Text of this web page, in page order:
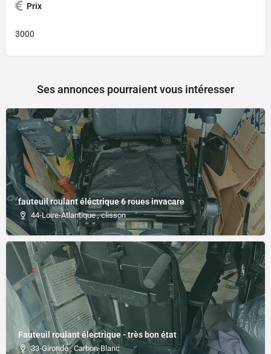
Prix
3000
Ses annonces pourraient vous intéresser
fauteuil roulant éléctrique 6 roues invacare
44-Loire-Atlantique , clisson
Fauteuil roulant électrique - très bon état
33-Gironde , Carbon-Blanc